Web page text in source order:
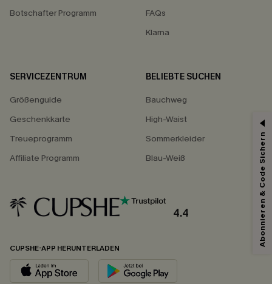
Botschafter Programm
FAQs
Klarna
SERVICEZENTRUM
Größenguide
Geschenkkarte
Treueprogramm
Affiliate Programm
BELIEBTE SUCHEN
Bauchweg
High-Waist
Sommerkleider
Blau-Weiß
4.4
CUPSHE-APP HERUNTERLADEN
Abonnieren & Code Sichern